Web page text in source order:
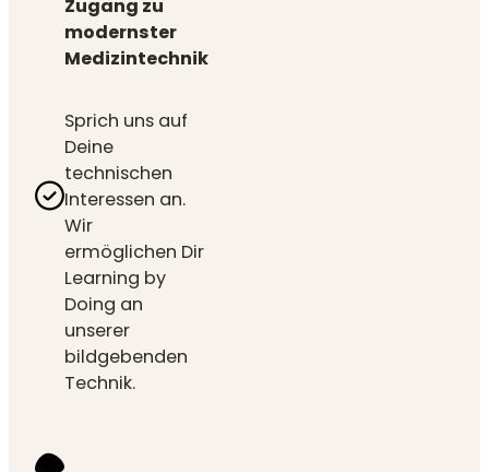
Zugang zu
modernster
Medizintechnik
Sprich uns auf
Deine
technischen
Interessen an.
Wir
ermöglichen Dir
Learning by
Doing an
unserer
bildgebenden
Technik.